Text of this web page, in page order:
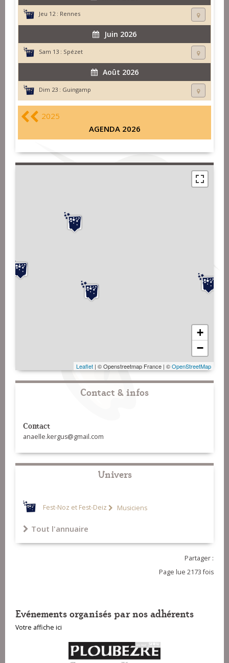
Jeu 12 : Rennes
Juin 2026
Sam 13 : Spézet
Août 2026
Dim 23 : Guingamp
2025
AGENDA 2026
+
−
Leaflet | © Openstreetmap France | ©OpenStreetMap
Contact & infos
Contact
anaelle.kergus@gmail.com
Univers
Fest-Noz et Fest-Deiz Musiciens
Tout l'annuaire
Partager :
Page lue 2173 fois
Evénements organisés par nos adhérents
Votre affiche ici